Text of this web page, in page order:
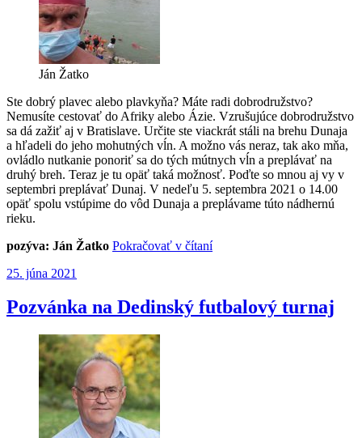
Ján Žatko
Ste dobrý plavec alebo plavkyňa? Máte radi dobrodružstvo?
Nemusíte cestovať do Afriky alebo Ázie. Vzrušujúce dobrodružstvo
sa dá zažiť aj v Bratislave. Určite ste viackrát stáli na brehu Dunaja
a hľadeli do jeho mohutných vĺn. A možno vás neraz, tak ako mňa,
ovládlo nutkanie ponoriť sa do tých mútnych vĺn a preplávať na
druhý breh. Teraz je tu opäť taká možnosť. Poďte so mnou aj vy v
septembri preplávať Dunaj. V nedeľu 5. septembra 2021 o 14.00
opäť spolu vstúpime do vôd Dunaja a preplávame túto nádhernú
rieku.
pozýva: Ján Žatko Pokračovať v čítaní„Poďte
septembri
preplávať
Publikované
25. júna 2021
Pozvánka na Dedinský futbalový turnaj